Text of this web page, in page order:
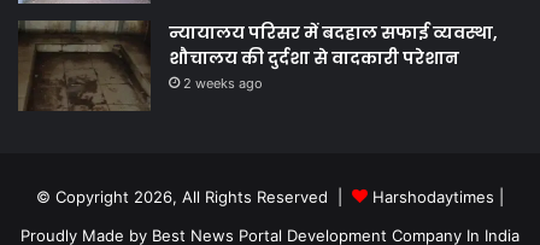
न्यायालय परिसर में बदहाल सफाई व्यवस्था,
शौचालय की दुर्दशा से वादकारी परेशान
2 weeks ago
© Copyright 2026, All Rights Reserved | Harshodaytimes
Proudly Made by Best News Portal Development Company In India